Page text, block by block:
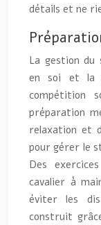
détails et ne
La gestion du
en soi et la
compétition
préparation
relaxation et
pour gérer le
Des
cavalier à
éviter les
construit